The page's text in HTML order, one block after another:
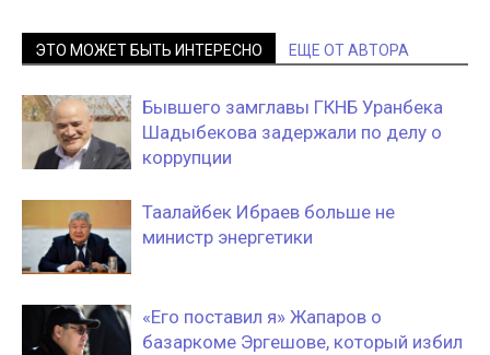
ЭТО МОЖЕТ БЫТЬ ИНТЕРЕСНО ЕЩЕ ОТ АВТОРА
Бывшего замглавы ГКНБ Уранбека
Шадыбекова задержали по делу о
коррупции
Таалайбек Ибраев больше не
министр энергетики
«Его поставил я» Жапаров о
базаркоме Эргешове, который избил